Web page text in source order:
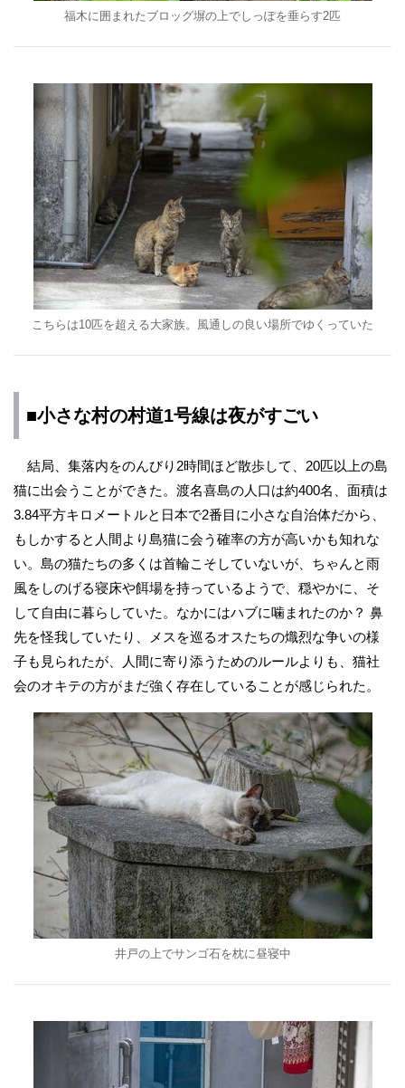
福木に囲まれたブロッグ塀の上でしっぽを垂らす2匹
こちらは10匹を超える大家族。風通しの良い場所でゆくっていた
■小さな村の村道1号線は夜がすごい
結局、集落内をのんびり2時間ほど散歩して、20匹以上の島
猫に出会うことができた。渡名喜島の人口は約400名、面積は
3.84平方キロメートルと日本で2番目に小さな自治体だから、
もしかすると人間より島猫に会う確率の方が高いかも知れな
い。島の猫たちの多くは首輪こそしていないが、ちゃんと雨
風をしのげる寝床や餌場を持っているようで、穏やかに、そ
して自由に暮らしていた。なかにはハブに噛まれたのか？ 鼻
先を怪我していたり、メスを巡るオスたちの熾烈な争いの様
子も見られたが、人間に寄り添うためのルールよりも、猫社
会のオキテの方がまだ強く存在していることが感じられた。
井戸の上でサンゴ石を枕に昼寝中